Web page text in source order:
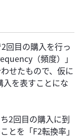
回目の購入を行っ
（頻度）」
せたもので、仮に
入を表すことにな
2回目の購入に到
とを「F2転換率」